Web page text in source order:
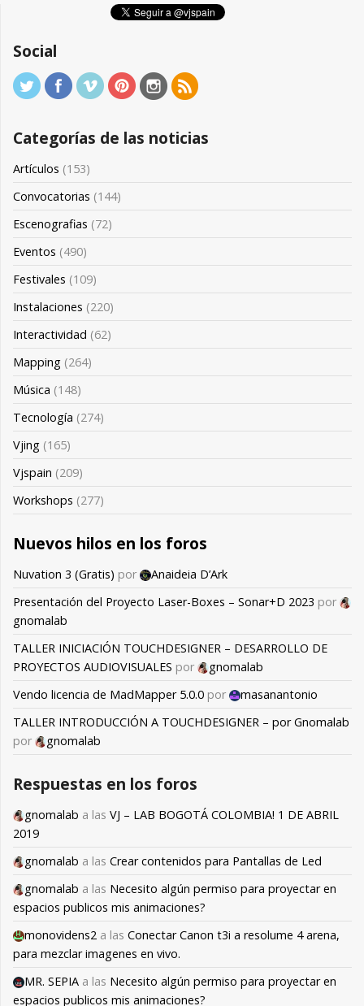
Social
Categorías de las noticias
Artículos (153)
Convocatorias (144)
Escenografias (72)
Eventos (490)
Festivales (109)
Instalaciones (220)
Interactividad (62)
Mapping (264)
Música (148)
Tecnología (274)
Vjing (165)
Vjspain (209)
Workshops (277)
Nuevos hilos en los foros
Nuvation 3 (Gratis) por
Anaideia D’Ark
Presentación del Proyecto Laser-Boxes – Sonar+D 2023 por
gnomalab
TALLER INICIACIÓN TOUCHDESIGNER – DESARROLLO DE
PROYECTOS AUDIOVISUALES por
gnomalab
Vendo licencia de MadMapper 5.0.0 por
masanantonio
TALLER INTRODUCCIÓN A TOUCHDESIGNER – por Gnomalab
por
gnomalab
Respuestas en los foros
gnomalab a las VJ – LAB BOGOTÁ COLOMBIA! 1 DE ABRIL
2019
gnomalab a las Crear contenidos para Pantallas de Led
gnomalab a las Necesito algún permiso para proyectar en
espacios publicos mis animaciones?
monovidens2 a las Conectar Canon t3i a resolume 4 arena,
para mezclar imagenes en vivo.
MR. SEPIA a las Necesito algún permiso para proyectar en
espacios publicos mis animaciones?